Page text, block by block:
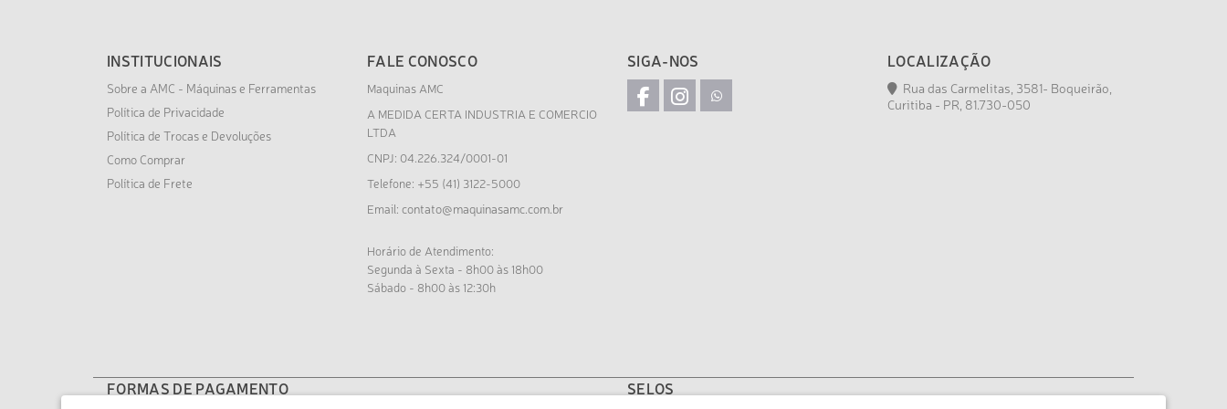
INSTITUCIONAIS
Sobre a AMC - Máquinas e Ferramentas
Política de Privacidade
Política de Trocas e Devoluções
Como Comprar
Política de Frete
FALE CONOSCO
Maquinas AMC
A MEDIDA CERTA INDUSTRIA E COMERCIO
LTDA
CNPJ: 04.226.324/0001-01
Telefone: +55 (41) 3122-5000
Email: contato@maquinasamc.com.br
Horário de Atendimento:
Segunda à Sexta - 8h00 às 18h00
Sábado - 8h00 às 12:30h
SIGA-NOS LOCALIZAÇÃO
Rua das Carmelitas, 3581- Boqueirão,
Curitiba - PR, 81.730-050
FORMAS DE PAGAMENTO SELOS